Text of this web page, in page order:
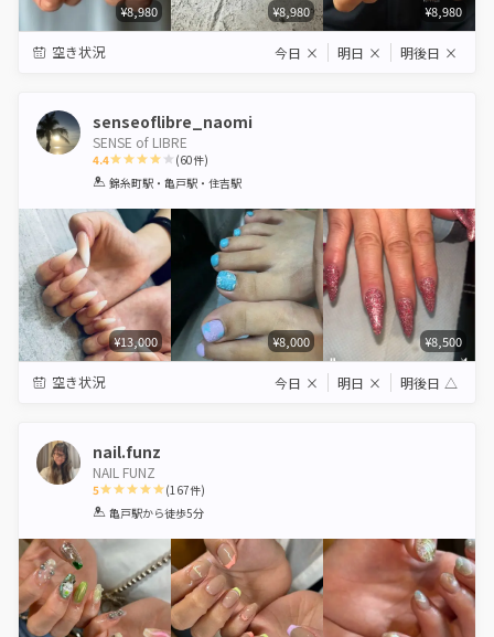
¥8,980 ¥8,980 ¥8,980
空き状況 今日 × 明日 × 明後日 ×
senseoflibre_naomi
SENSE of LIBRE
4.4
1 2 3 4 5
(60件)
錦糸町駅・亀戸駅・住吉駅
¥13,000 ¥8,000 ¥8,500
空き状況 今日 × 明日 × 明後日 △
nail.funz
NAIL FUNZ
5
1 2 3 4 5
(167件)
亀戸駅から徒歩5分